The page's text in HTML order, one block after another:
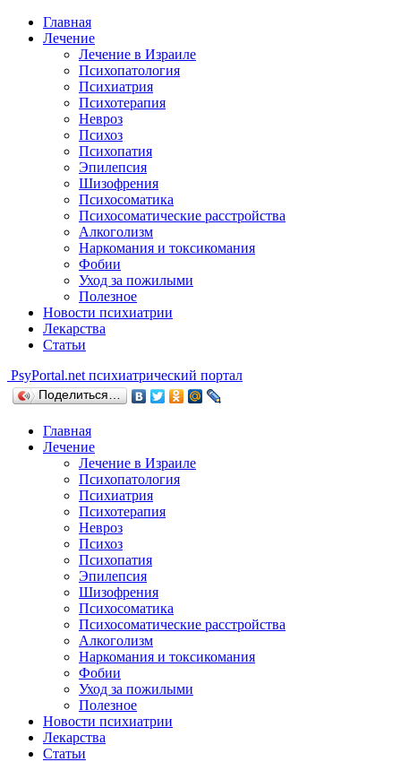
Главная
Лечение
Лечение в Израиле
Психопатология
Психиатрия
Психотерапия
Невроз
Психоз
Психопатия
Эпилепсия
Шизофрения
Психосоматика
Психосоматические расстройства
Алкоголизм
Наркомания и токсикомания
Фобии
Уход за пожилыми
Полезное
Новости психиатрии
Лекарства
Статьи
PsyPortal.net психиатрический портал
Поделиться…
Главная
Лечение
Лечение в Израиле
Психопатология
Психиатрия
Психотерапия
Невроз
Психоз
Психопатия
Эпилепсия
Шизофрения
Психосоматика
Психосоматические расстройства
Алкоголизм
Наркомания и токсикомания
Фобии
Уход за пожилыми
Полезное
Новости психиатрии
Лекарства
Статьи